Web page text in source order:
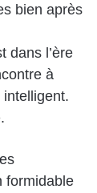
bien après
dans l’ère
à
intelligent.
formidable